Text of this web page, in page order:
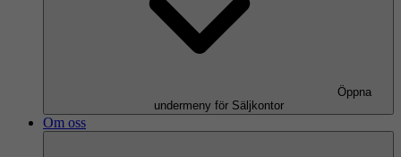
Öppna
undermeny för Säljkontor
Om oss